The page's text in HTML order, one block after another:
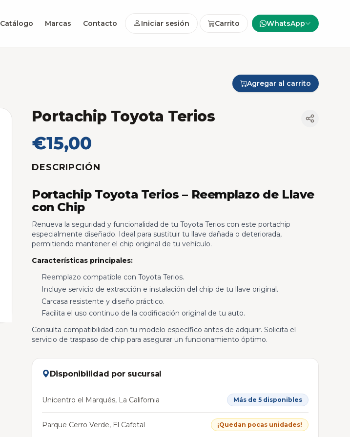
Catálogo Marcas Contacto Iniciar sesión Carrito WhatsApp
Agregar al carrito
Portachip Toyota Terios
€15,00
DESCRIPCIÓN
Portachip Toyota Terios – Reemplazo de Llave
con Chip
Renueva la seguridad y funcionalidad de tu Toyota Terios con este portachip
especialmente diseñado. Ideal para sustituir tu llave dañada o deteriorada,
permitiendo mantener el chip original de tu vehículo.
Características principales:
Reemplazo compatible con Toyota Terios.
Incluye servicio de extracción e instalación del chip de tu llave original.
Carcasa resistente y diseño práctico.
Facilita el uso continuo de la codificación original de tu auto.
Consulta compatibilidad con tu modelo específico antes de adquirir. Solicita el
servicio de traspaso de chip para asegurar un funcionamiento óptimo.
Disponibilidad por sucursal
Unicentro el Marqués, La California Más de 5 disponibles
Parque Cerro Verde, El Cafetal ¡Quedan pocas unidades!